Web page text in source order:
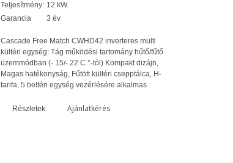
Teljesítmény: 12 kW.
Garancia
3 év
Cascade Free Match CWHD42 inverteres multi
kültéri egység: Tág működési tartomány hűtő/fűtő
üzemmódban (- 15/- 22 C °-tól) Kompakt dizájn,
Magas hatékonyság, Fűtött kültéri csepptálca, H-
tarifa, 5 beltéri egység vezérlésére alkalmas
Részletek Ajánlatkérés